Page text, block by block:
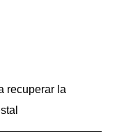
recuperar la